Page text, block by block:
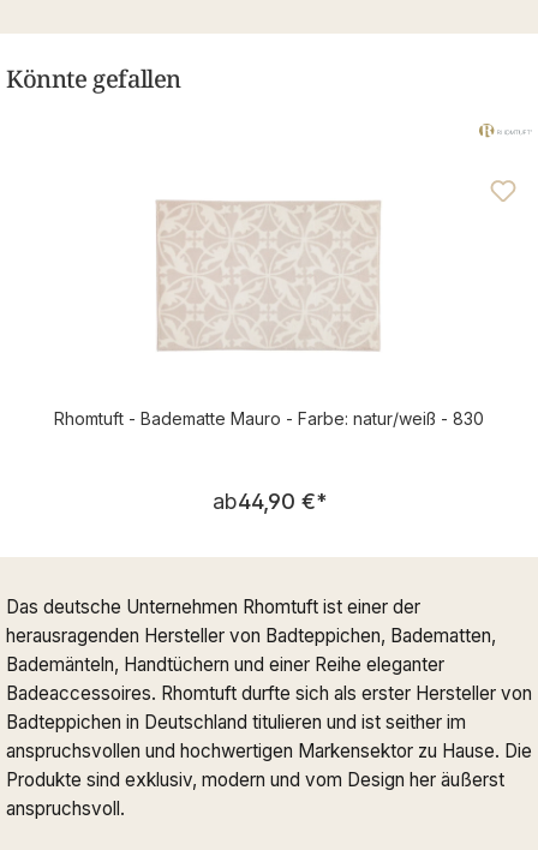
Könnte gefallen
Rhomtuft - Badematte Mauro - Farbe: natur/weiß - 830
Regulärer Preis:
ab44,90 €*
Das deutsche Unternehmen Rhomtuft ist einer der
herausragenden Hersteller von Badteppichen, Badematten,
Bademänteln, Handtüchern und einer Reihe eleganter
Badeaccessoires. Rhomtuft durfte sich als erster Hersteller von
Badteppichen in Deutschland titulieren und ist seither im
anspruchsvollen und hochwertigen Markensektor zu Hause. Die
Produkte sind exklusiv, modern und vom Design her äußerst
anspruchsvoll.